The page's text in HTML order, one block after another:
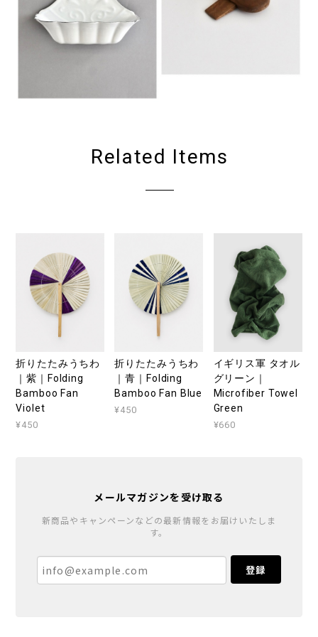
Related Items
折りたたみうちわ
｜紫｜Folding
Bamboo Fan
Violet
¥450
折りたたみうちわ
｜青｜Folding
Bamboo Fan Blue
¥450
イギリス軍 タオル
グリーン｜
Microfiber Towel
Green
¥660
メールマガジンを受け取る
新商品やキャンペーンなどの最新情報をお届けいたしま
す。
登録